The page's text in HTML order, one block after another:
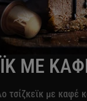
ΜΕ
τσίζκεϊκ με καφέ